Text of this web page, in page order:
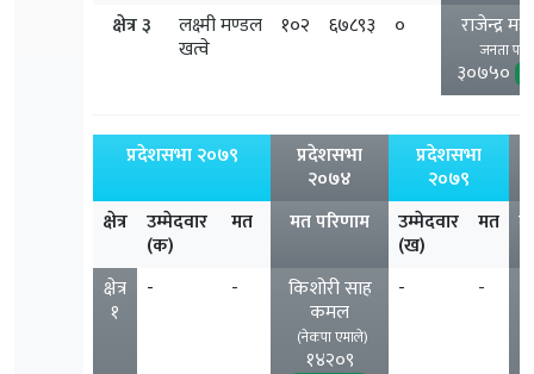
क्षेत्र ३ लक्ष्मी मण्डल
खत्वे
१०२ ६७८९३ ० राजेन्द्र
जनता
३०७५०
प्रदेशसभा २०७९ प्रदेशसभा
२०७४
प्रदेशसभा
२०७९
क्षेत्र उम्मेदवार
(क)
मत मत परिणाम उम्मेदवार
(ख)
मत
क्षेत्र
१
- - किशोरी साह
कमल
(नेकपा एमाले)
१४२०९
- -